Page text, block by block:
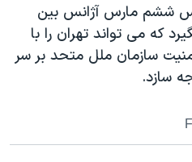
صلح
ششم مارس آژانس بين
که می تواند تهران را با
سازمان ملل متحد بر سر
سازد.